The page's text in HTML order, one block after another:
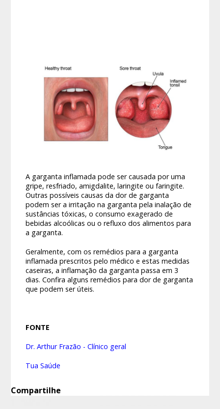
A garganta inflamada pode ser causada por uma
gripe, resfriado, amigdalite, laringite ou faringite.
Outras possíveis causas da dor de garganta
podem ser a irritação na garganta pela inalação de
sustâncias tóxicas, o consumo exagerado de
bebidas alcoólicas ou o refluxo dos alimentos para
a garganta.
Geralmente, com os remédios para a garganta
inflamada prescritos pelo médico e estas medidas
caseiras, a inflamação da garganta passa em 3
dias. Confira alguns remédios para dor de garganta
que podem ser úteis.
FONTE
Dr. Arthur Frazão - Clínico geral
Tua Saúde
Compartilhe